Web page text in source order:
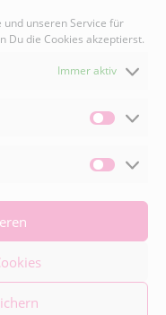
und unseren Service für
Du die Cookies akzeptierst.
Immer aktiv
Wolf • All